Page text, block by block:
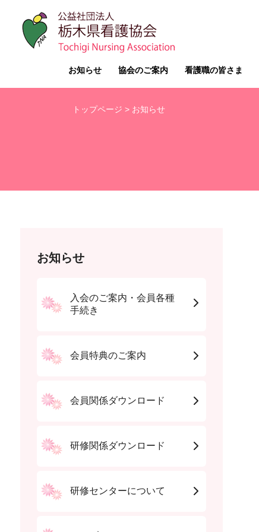
お知らせ 協会のご案内 看護職の皆さま
トップページ > お知らせ
お知らせ
入会のご案内・会員各種
手続き
会員特典のご案内
会員関係ダウンロード
研修関係ダウンロード
研修センターについて